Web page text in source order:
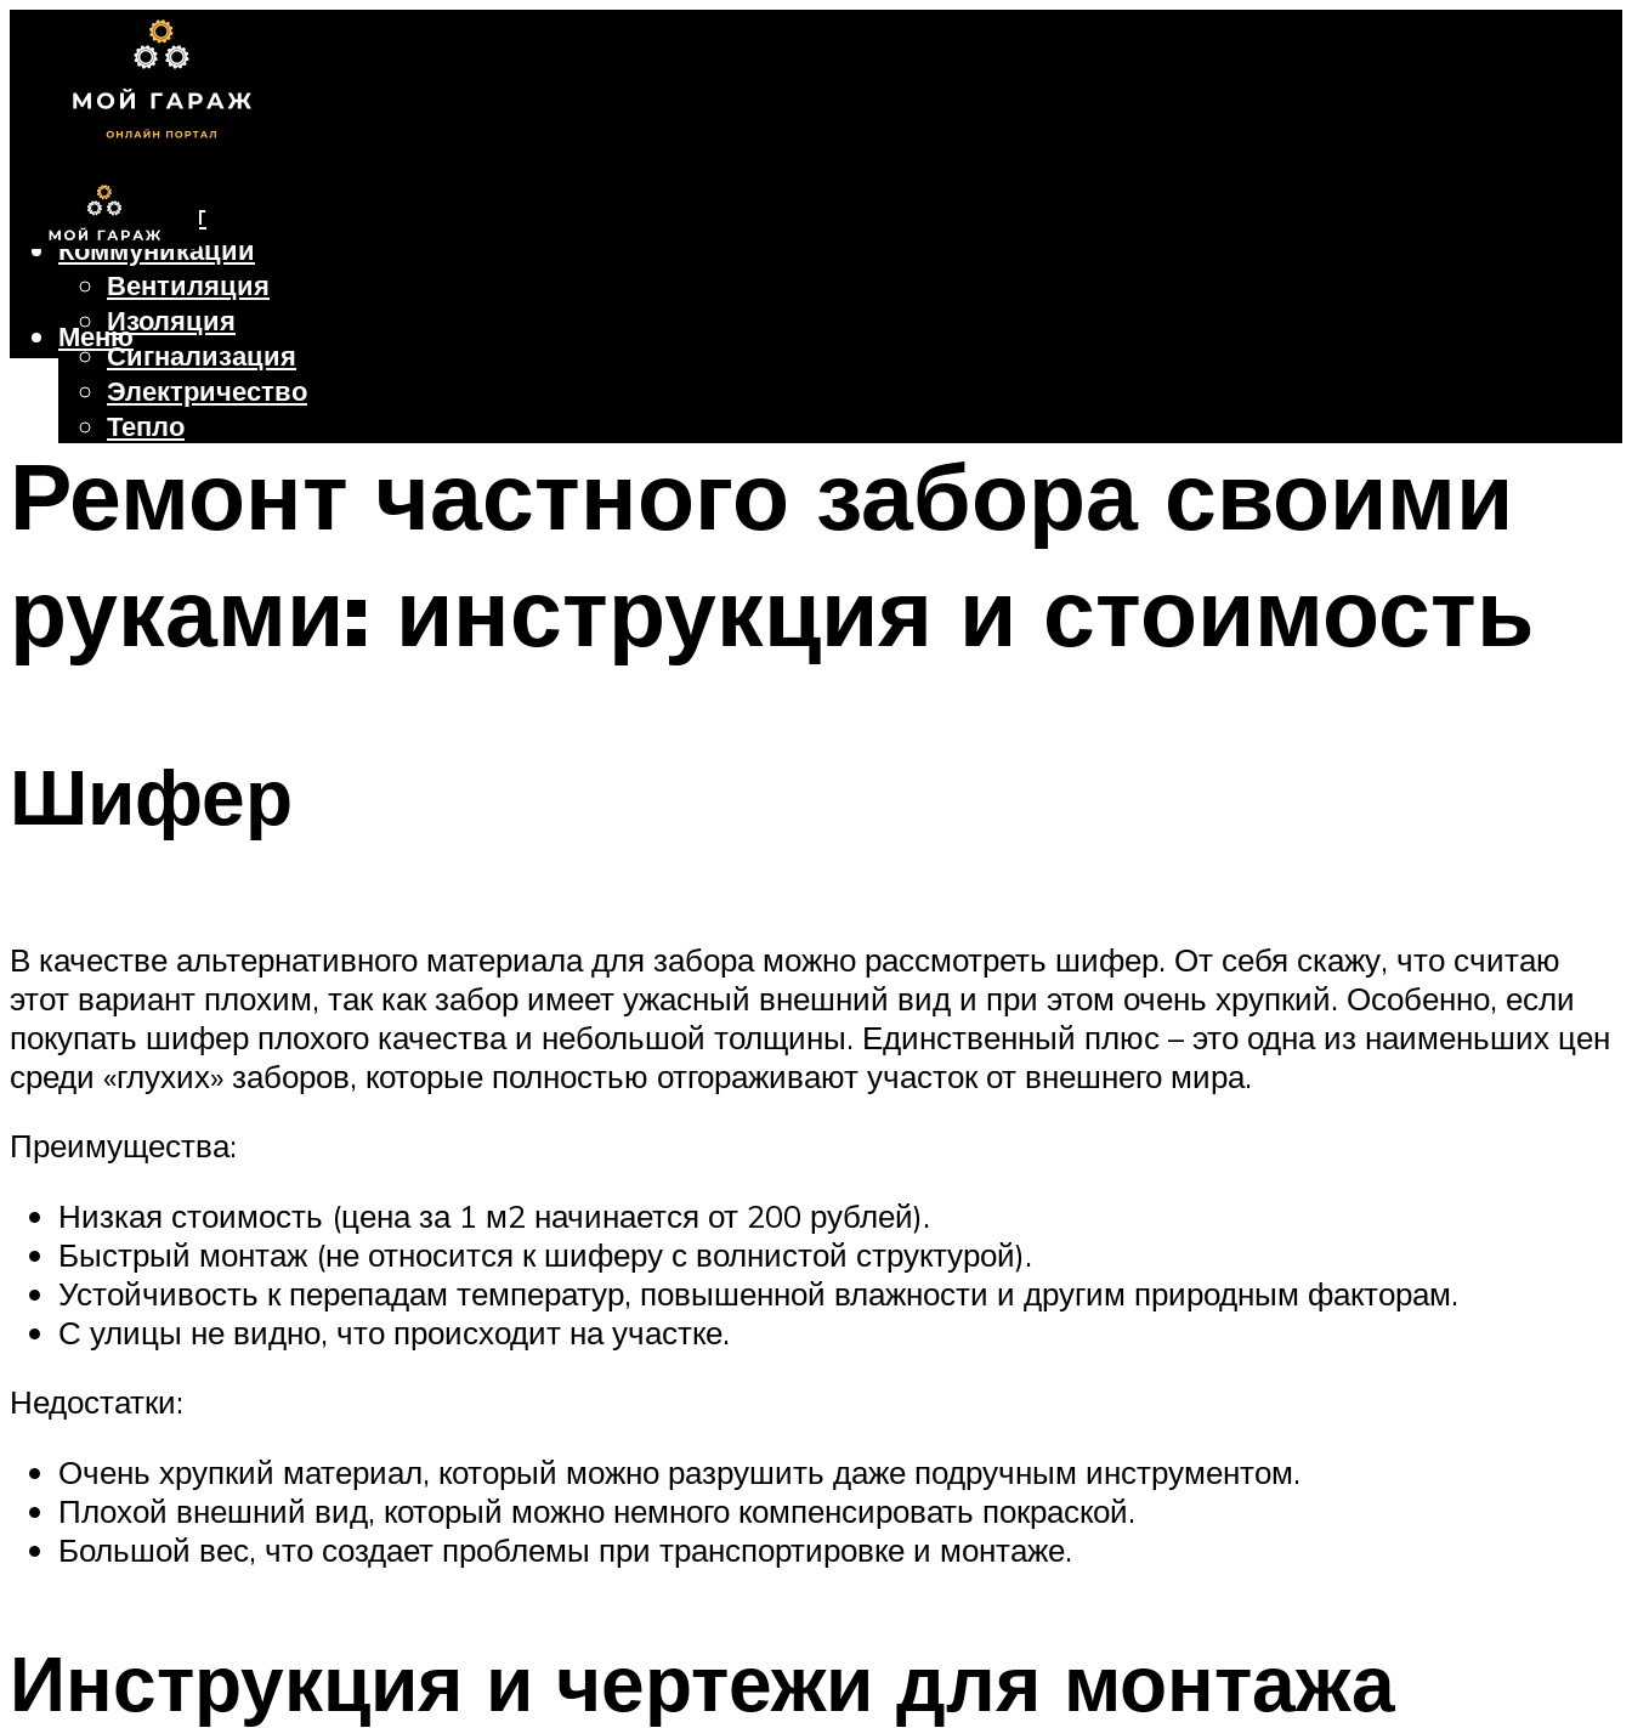
Фундамент
Коммуникации
Вентиляция
Изоляция
Сигнализация
Электричество
Тепло
Крыша
Ворота
Меню
Ремонт частного забора своими
руками: инструкция и стоимость
Шифер
В качестве альтернативного материала для забора можно рассмотреть шифер. От себя скажу, что считаю
этот вариант плохим, так как забор имеет ужасный внешний вид и при этом очень хрупкий. Особенно, если
покупать шифер плохого качества и небольшой толщины. Единственный плюс – это одна из наименьших цен
среди «глухих» заборов, которые полностью отгораживают участок от внешнего мира.
Преимущества:
Низкая стоимость (цена за 1 м2 начинается от 200 рублей).
Быстрый монтаж (не относится к шиферу с волнистой структурой).
Устойчивость к перепадам температур, повышенной влажности и другим природным факторам.
С улицы не видно, что происходит на участке.
Недостатки:
Очень хрупкий материал, который можно разрушить даже подручным инструментом.
Плохой внешний вид, который можно немного компенсировать покраской.
Большой вес, что создает проблемы при транспортировке и монтаже.
Инструкция и чертежи для монтажа